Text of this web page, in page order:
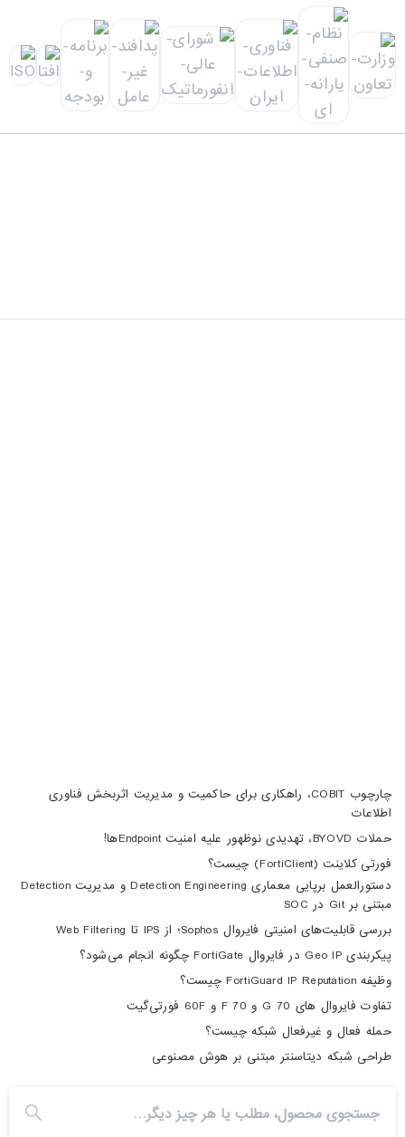
چارچوب COBIT، راهکاری برای حاکمیت و مدیریت اثربخش فناوری
اطلاعات
حملات BYOVD، تهدیدی نوظهور علیه امنیت Endpointها!
فورتی کلاینت (FortiClient) چیست؟
دستورالعمل برپایی معماری Detection Engineering و مدیریت Detection
مبتنی بر Git در SOC
بررسی قابلیت‌های امنیتی فایروال Sophos؛ از IPS تا Web Filtering
پیکربندی Geo IP در فایروال FortiGate چگونه انجام می‌شود؟
وظیفه FortiGuard IP Reputation چیست؟
تفاوت فایروال های 70 G و 70 F و 60F فورتی‌گیت
حمله فعال و غیرفعال شبکه چیست؟
طراحی شبکه دیتاسنتر مبتنی بر هوش مصنوعی